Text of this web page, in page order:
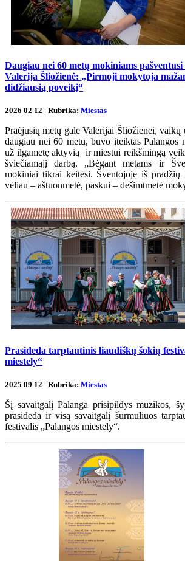
Daugiau nei 60 metų mokiniams
Valerija Šliožienė: „Pirmoji mokytoja
didžiausią poveikį“
2026 02 12 | Rubrika: Miestas
Praėjusių metų gale Valerijai Šliožienei, vaikų
daugiau nei 60 metų, buvo įteiktas Palangos
už ilgametę aktyvią ir miestui reikšmingą
šviečiamąjį darbą. „Bėgant metams ir
mokiniai tikrai keitėsi. Šventojoje iš pradžių
vėliau – aštuonmetė, paskui – dešimtmetė
Prasideda tarptautinis liaudiškų šokių
miestely“
2025 09 12 | Rubrika: Miestas
Šį savaitgalį Palanga prisipildys muzikos,
prasideda ir visą savaitgalį šurmuliuos
festivalis „Palangos miestely“.